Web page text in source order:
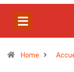
Home